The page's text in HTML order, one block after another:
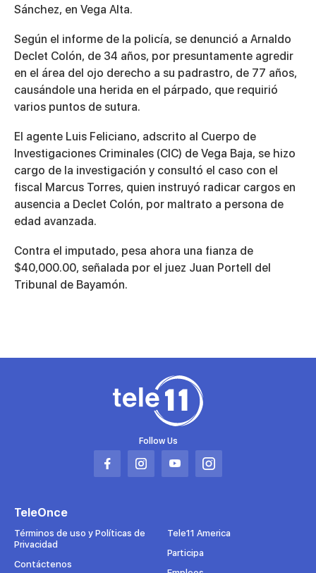
Sánchez, en Vega Alta.
Según el informe de la policía, se denunció a Arnaldo
Declet Colón, de 34 años, por presuntamente agredir
en el área del ojo derecho a su padrastro, de 77 años,
causándole una herida en el párpado, que requirió
varios puntos de sutura.
El agente Luis Feliciano, adscrito al Cuerpo de
Investigaciones Criminales (CIC) de Vega Baja, se hizo
cargo de la investigación y consultó el caso con el
fiscal Marcus Torres, quien instruyó radicar cargos en
ausencia a Declet Colón, por maltrato a persona de
edad avanzada.
Contra el imputado, pesa ahora una fianza de
$40,000.00, señalada por el juez Juan Portell del
Tribunal de Bayamón.
Follow Us
Abrir
pestaña
Abrir
pestaña
Abrir
pestaña
Abrir
pestaña
TeleOnce
Términos de uso y Políticas de
Privacidad
Contáctenos
Tele11 America
Participa